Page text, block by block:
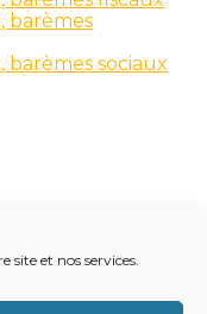
site et nos services.
barèmes
barèmes sociaux